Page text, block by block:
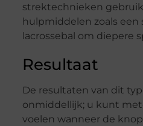
strektechnieken
hulpmiddelen zoals een
lacrossebal om diepere
Resultaat
De resultaten van dit
onmiddellijk; u kunt
voelen wanneer de